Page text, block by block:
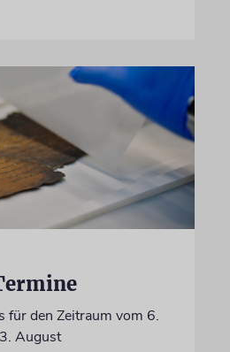
für den Zeitraum vom 6.
August